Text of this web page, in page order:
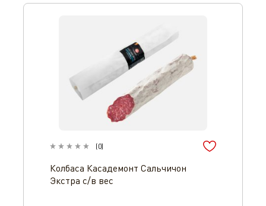
(0)
Колбаса Касадемонт Сальчичон
Экстра с/в вес